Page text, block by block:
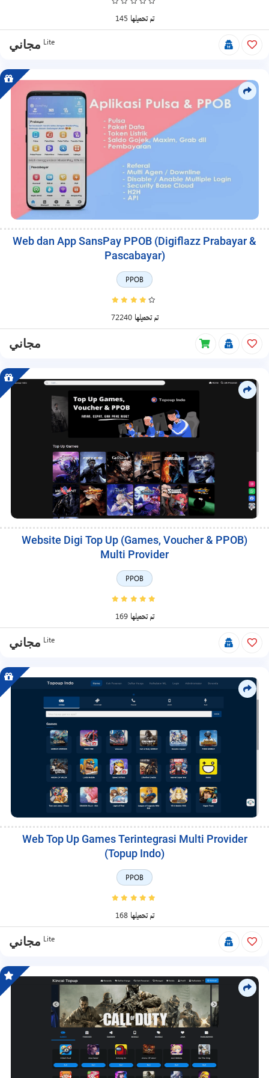
145 تم تحميلها
مجاني Lite
Web dan App SansPay PPOB (Digiflazz Prabayar &
Pascabayar)
PPOB
72240 تم تحميلها
مجاني
Website Digi Top Up (Games, Voucher & PPOB)
Multi Provider
PPOB
169 تم تحميلها
مجاني Lite
Web Top Up Games Terintegrasi Multi Provider
(Topup Indo)
PPOB
168 تم تحميلها
مجاني Lite